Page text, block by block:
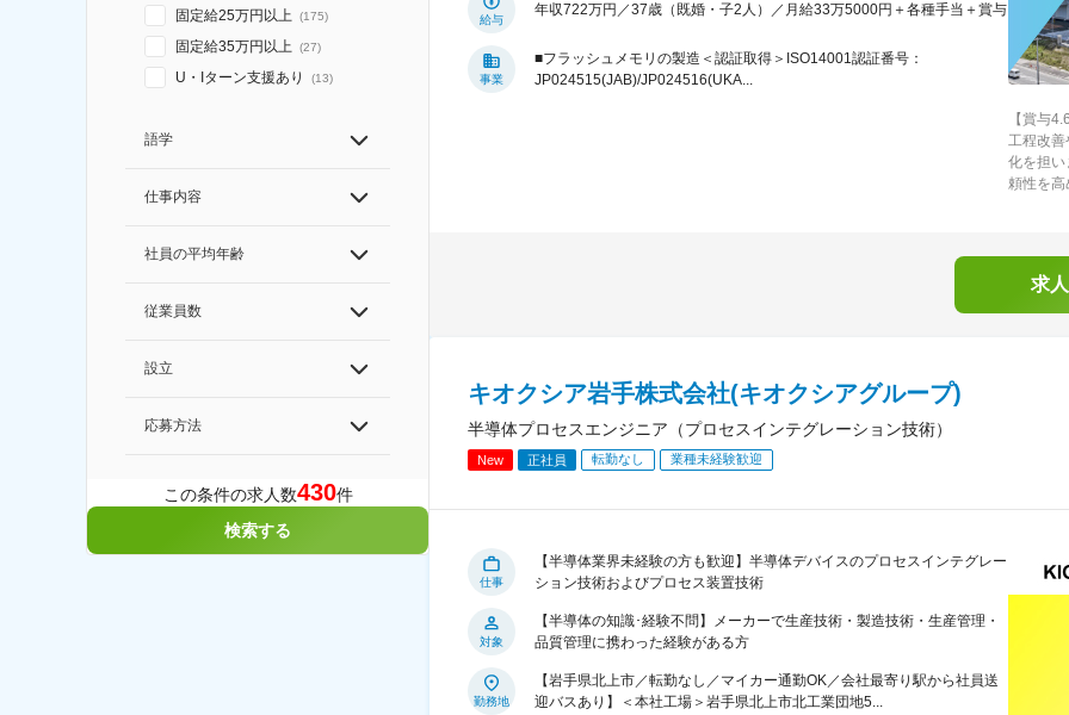
固定給25万円以上 (175)
固定給35万円以上 (27)
U・Iターン支援あり (13)
語学
仕事内容
社員の平均年齢
従業員数
設立
応募方法
この条件の求人数430件
検索する
給与
年収722万円／37歳（既婚・子2人）／月給33万5000円＋各種手当＋賞与
事業
■フラッシュメモリの製造＜認証取得＞ISO14001認証番号：
JP024515(JAB)/JP024516(UKA...
【賞与
工程改善
化を担い
頼性を高
求
キオクシア岩手株式会社(キオクシアグループ)
半導体プロセスエンジニア（プロセスインテグレーション技術）
New 正社員 転勤なし 業種未経験歓迎
仕事
【半導体業界未経験の方も歓迎】半導体デバイスのプロセスインテグレー
ション技術およびプロセス装置技術
対象
【半導体の知識･経験不問】メーカーで生産技術・製造技術・生産管理・
品質管理に携わった経験がある方
勤務地
【岩手県北上市／転勤なし／マイカー通勤OK／会社最寄り駅から社員送
迎バスあり】＜本社工場＞岩手県北上市北工業団地5...